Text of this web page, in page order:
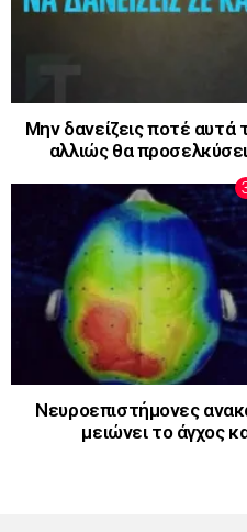
Μην δανείζεις ποτέ
αλλιώς θα
Νευροεπιστήμονες
μειώνει το άγχος